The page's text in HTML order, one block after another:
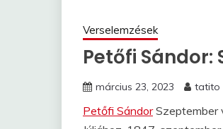
Verselemzések
Petőfi
március 23, 2023 tatito
Petőfi SándorSzeptember